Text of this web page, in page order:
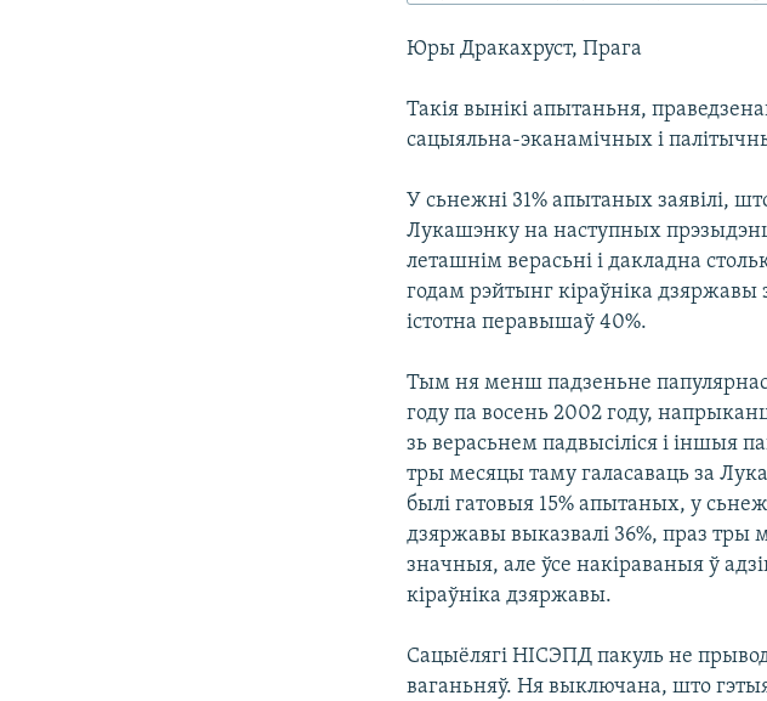
Юры Дракахруст, Прага
Такія вынікі апытаньня,
сацыяльна-эканамічных і
У сьнежні 31% апытаных заявілі,
Лукашэнку на наступных
леташнім верасьні і дакладна
годам рэйтынг кіраўніка дзяржавы
істотна перавышаў 40%.
Тым ня менш падзеньне
году па восень 2002 году,
зь верасьнем падвысіліся і іншыя
тры месяцы таму галасаваць за
былі гатовыя 15% апытаных, у
дзяржавы выказвалі 36%, праз
значныя, але ўсе накіраваныя ў
кіраўніка дзяржавы.
Сацыёлягі НІСЭПД пакуль не
ваганьняў. Ня выключана, што